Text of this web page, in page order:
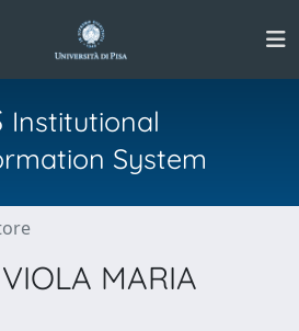
Institutional
System
MARIA